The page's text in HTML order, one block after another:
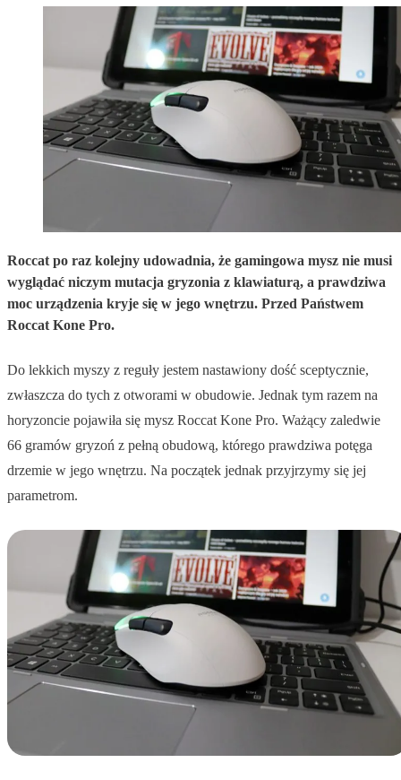
Roccat po raz kolejny udowadnia, że gamingowa mysz nie musi
wyglądać niczym mutacja gryzonia z klawiaturą, a prawdziwa
moc urządzenia kryje się w jego wnętrzu. Przed Państwem
Roccat Kone Pro.
Do lekkich myszy z reguły jestem nastawiony dość sceptycznie,
zwłaszcza do tych z otworami w obudowie. Jednak tym razem na
horyzoncie pojawiła się mysz Roccat Kone Pro. Ważący zaledwie
66 gramów gryzoń z pełną obudową, którego prawdziwa potęga
drzemie w jego wnętrzu. Na początek jednak przyjrzymy się jej
parametrom.